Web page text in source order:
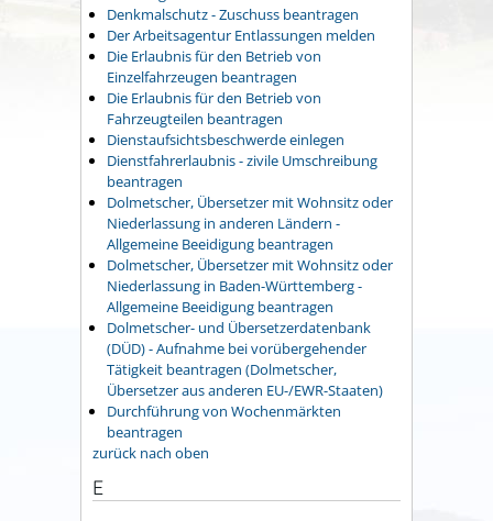
Denkmalschutz - Zuschuss beantragen
Der Arbeitsagentur Entlassungen melden
Die Erlaubnis für den Betrieb von
Einzelfahrzeugen beantragen
Die Erlaubnis für den Betrieb von
Fahrzeugteilen beantragen
Dienstaufsichtsbeschwerde einlegen
Dienstfahrerlaubnis - zivile Umschreibung
beantragen
Dolmetscher, Übersetzer mit Wohnsitz oder
Niederlassung in anderen Ländern -
Allgemeine Beeidigung beantragen
Dolmetscher, Übersetzer mit Wohnsitz oder
Niederlassung in Baden-Württemberg -
Allgemeine Beeidigung beantragen
Dolmetscher- und Übersetzerdatenbank
(DÜD) - Aufnahme bei vorübergehender
Tätigkeit beantragen (Dolmetscher,
Übersetzer aus anderen EU-/EWR-Staaten)
Durchführung von Wochenmärkten
beantragen
zurück nach oben
E